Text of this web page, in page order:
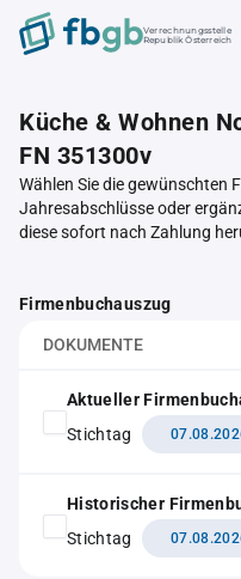
Verrechnungsstelle
Republik Österreich
Küche & Wohnen
FN 351300v
Wählen Sie die gewünschten
Jahresabschlüsse oder
diese sofort nach Zahlung
Firmenbuchauszug
DOKUMENTE
Aktueller
Stichtag
Historischer
Stichtag